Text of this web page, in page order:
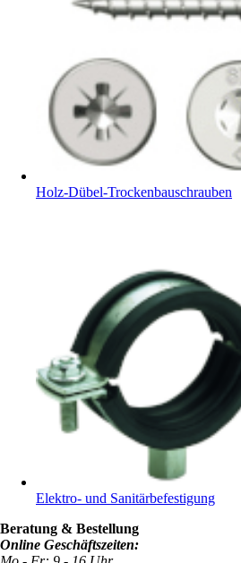
Holz-Dübel-Trockenbauschrauben
Elektro- und Sanitärbefestigung
Beratung & Bestellung
Online Geschäftszeiten: